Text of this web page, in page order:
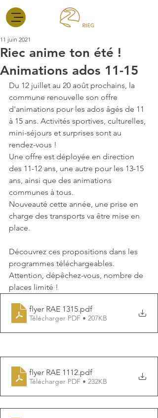
Riec anime ton été !
Animations ados 11-15
11 juin 2021
Du 12 juillet au 20 août prochains, la
commune renouvelle son offre
d'animations pour les ados âgés de 11
à 15 ans. Activités sportives, culturelles,
mini-séjours et surprises sont au
rendez-vous !
Une offre est déployée en direction
des 11-12 ans, une autre pour les 13-15
ans, ainsi que des animations
communes à tous.
Nouveauté cette année, une prise en
charge des transports va être mise en
place.
Découvrez ces propositions dans les
programmes téléchargeables.
Attention, dépêchez-vous, nombre de
places limité !
flyer RAE 1315.pdf
Télécharger PDF • 207KB
flyer RAE 1112.pdf
Télécharger PDF • 232KB